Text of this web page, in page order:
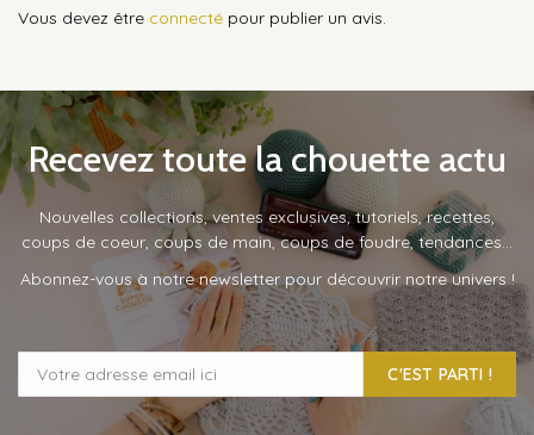
Vous devez être connecté pour publier un avis.
Recevez toute la chouette actu
Nouvelles collections, ventes exclusives, tutoriels, recettes,
coups de coeur, coups de main, coups de foudre, tendances…
Abonnez-vous à notre newsletter pour découvrir notre univers !
C'EST PARTI !